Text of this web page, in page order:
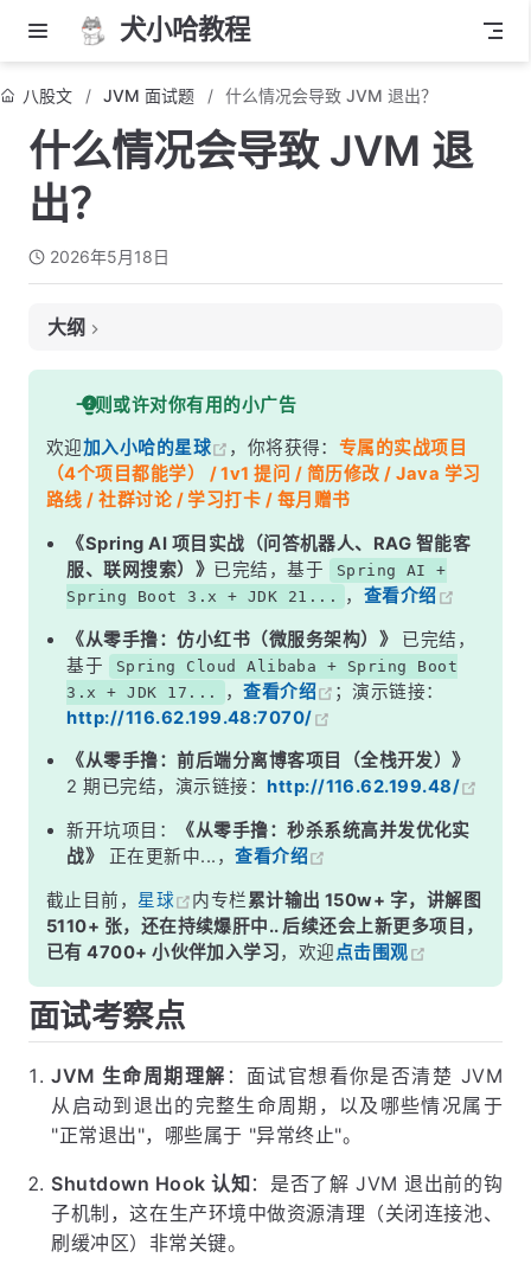
犬小哈教程
八股文 JVM 面试题 什么情况会导致 JVM 退出？
什么情况会导致 JVM 退
出？
2026年5月18日
大纲
面试考察点
核心答案
深度解析
一、正常退出
二、外部强制终止
三、异常崩溃
面试高频追问
常见面试变体
总结
一则或许对你有用的小广告
欢迎加入小哈的星球 ，你将获得： 专属的实战项目
（4个项目都能学） / 1v1 提问 / 简历修改 / Java 学习
路线 / 社群讨论 / 学习打卡 / 每月赠书
《Spring AI 项目实战（问答机器人、RAG 智能客
服、联网搜索）》 已完结，基于
Spring AI +
Spring Boot 3.x + JDK 21...
， 查看介绍
《从零手撸：仿小红书（微服务架构）》
已完结，
基于
Spring Cloud Alibaba + Spring Boot
3.x + JDK 17...
，查看介绍
；演示链接：
http://116.62.199.48:7070/
《从零手撸：前后端分离博客项目（全栈开发）》
2 期已完结，演示链接： http://116.62.199.48/
新开坑项目：
《从零手撸：秒杀系统高并发优化实
战》
正在更新中...，查看介绍
截止目前， 星球 内专栏累计输出 150w+ 字，讲解图
5110+ 张，还在持续爆肝中.. 后续还会上新更多项目，
已有 4700+ 小伙伴加入学习，欢迎点击围观
面试考察点
JVM 生命周期理解 ：面试官想看你是否清楚 JVM
从启动到退出的完整生命周期，以及哪些情况属于
"正常退出"，哪些属于 "异常终止"。
Shutdown Hook 认知 ：是否了解 JVM 退出前的钩
子机制，这在生产环境中做资源清理（关闭连接池、
刷缓冲区）非常关键。